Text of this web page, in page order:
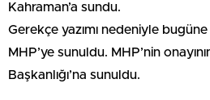
Kahraman’a sundu.
Gerekçe yazımı nedeniyle
MHP’ye sunuldu. MHP’nin
Başkanlığı’na sunuldu.